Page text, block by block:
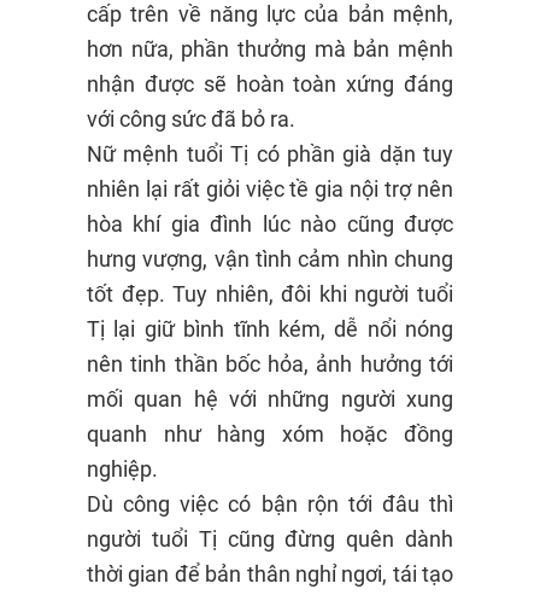
cấp trên về năng lực của bản mệnh,
hơn nữa, phần thưởng mà bản mệnh
nhận được sẽ hoàn toàn xứng đáng
với công sức đã bỏ ra.
Nữ mệnh tuổi Tị có phần già dặn tuy
nhiên lại rất giỏi việc tề gia nội trợ nên
hòa khí gia đình lúc nào cũng được
hưng vượng, vận tình cảm nhìn chung
tốt đẹp. Tuy nhiên, đôi khi người tuổi
Tị lại giữ bình tĩnh kém, dễ nổi nóng
nên tinh thần bốc hỏa, ảnh hưởng tới
mối quan hệ với những người xung
quanh như hàng xóm hoặc đồng
nghiệp.
Dù công việc có bận rộn tới đâu thì
người tuổi Tị cũng đừng quên dành
thời gian để bản thân nghỉ ngơi, tái tạo